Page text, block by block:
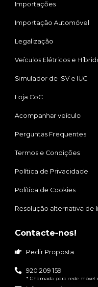
Importações
Importação Automóvel
Legalização
Veículos Elétricos e
Simulador de ISV e IUC
Loja CoC
Acompanhar veículo
Perguntas Frequentes
Termos e Condições
Política de Privacidade
Política de Cookies
Resolução alternativa de
Contacte-nos!
Pedir Proposta
920 209 159
* Chamada para rede móvel